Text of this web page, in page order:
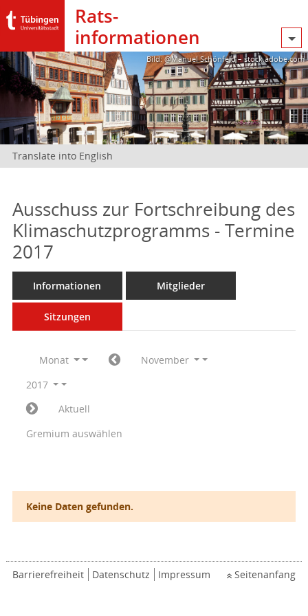
Rats­
informationen
Bild: @Manuel Schönfeld – stock.adobe.com
Translate into English
Ausschuss zur Fortschreibung des
Klimaschutzprogramms - Termine
2017
Informationen Mitglieder
Sitzungen
Monat
November
2017
Aktuell
Gremium auswählen
Keine Daten gefunden.
Barrierefreiheit Datenschutz Impressum Seitenanfang